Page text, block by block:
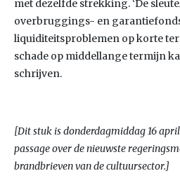
met dezelfde strekking. ‘De
overbruggings- en
liquiditeitsproblemen op korte
schade op middellange termijn
schrijven.
[Dit stuk is donderdagmiddag 16
passage over de nieuwste
brandbrieven van de cultuursector.]